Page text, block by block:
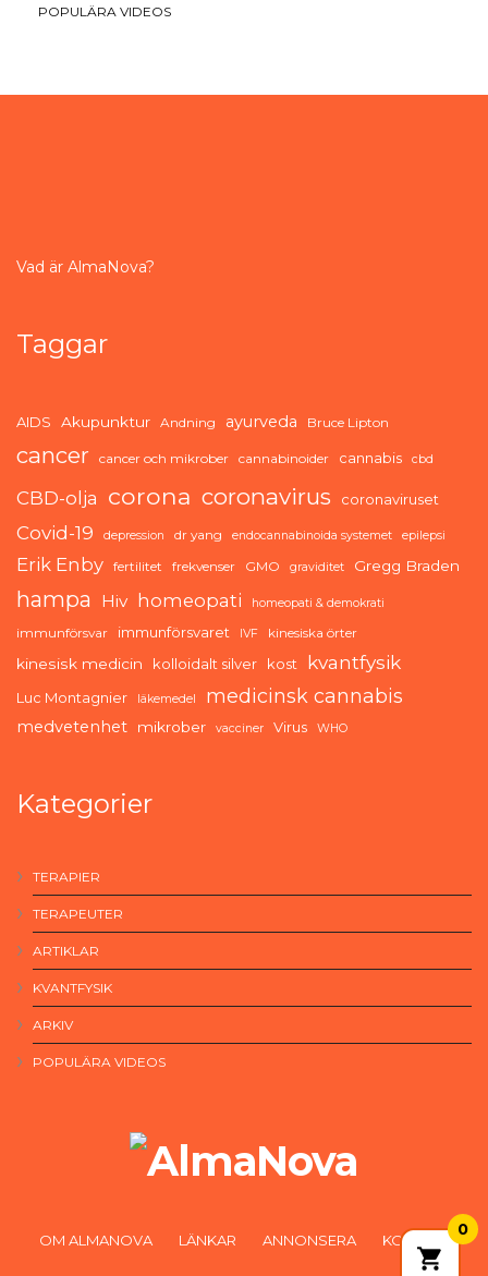
POPULÄRA VIDEOS
Vad är AlmaNova?
Taggar
AIDS Akupunktur Andning ayurveda Bruce Lipton
cancer cancer och mikrober cannabinoider cannabis cbd
CBD-olja corona coronavirus coronaviruset
Covid-19 depression dr yang endocannabinoida systemet epilepsi
Erik Enby fertilitet frekvenser GMO graviditet Gregg Braden
hampa Hiv homeopati homeopati & demokrati
immunförsvar immunförsvaret IVF kinesiska örter
kinesisk medicin kolloidalt silver kost kvantfysik
Luc Montagnier läkemedel medicinsk cannabis
medvetenhet mikrober vacciner Virus WHO
Kategorier
TERAPIER
TERAPEUTER
ARTIKLAR
KVANTFYSIK
ARKIV
POPULÄRA VIDEOS
OM ALMANOVA LÄNKAR ANNONSERA KONTAKT
0